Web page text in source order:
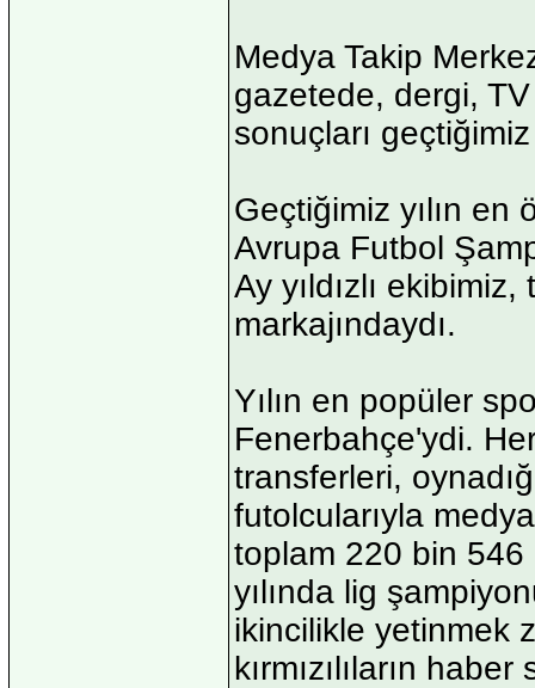
Medya Takip
gazetede, dergi,
sonuçları
Geçtiğimiz yılın en
Avrupa Futbol
Ay yıldızlı
markajındaydı.
Yılın en popüler
Fenerbahçe'ydi.
transferleri,
futolcularıyla
toplam 220 bin
yılında lig
ikincilikle yetinmek
kırmızılıların